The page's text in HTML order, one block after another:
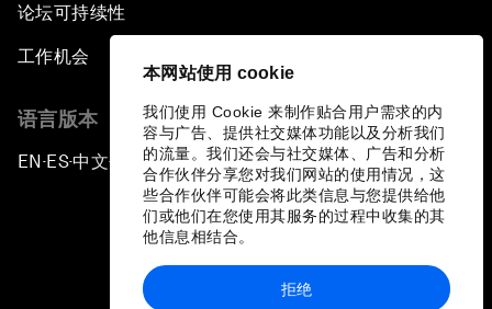
本网站使用 cookie
我们使用 Cookie 来制作贴合用户需求的内
容与广告、提供社交媒体功能以及分析我们
的流量。我们还会与社交媒体、广告和分析
合作伙伴分享您对我们网站的使用情况，这
些合作伙伴可能会将此类信息与您提供给他
们或他们在您使用其服务的过程中收集的其
他信息相结合。
拒绝
论坛可持续性
工作机会
语言版本
EN ▪ES▪中文▪ 日本語